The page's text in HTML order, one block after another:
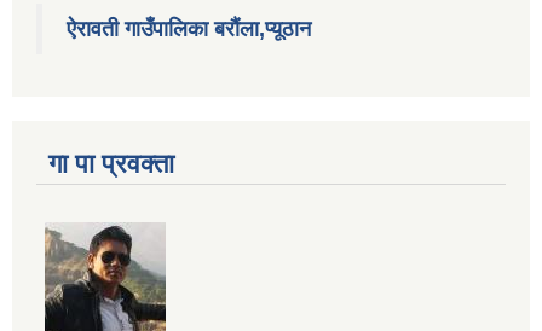
ऐरावती गाउँपालिका बरौंला,प्यूठान
गा पा प्रवक्ता